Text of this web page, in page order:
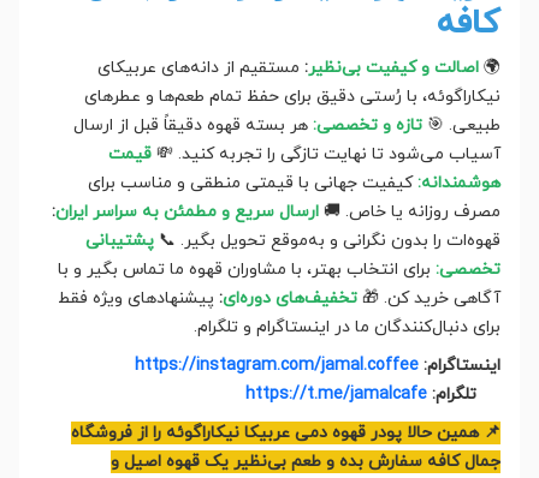
کافه
🌍 اصالت و کیفیت بی‌نظیر: مستقیم از دانه‌های عربیکای
نیکاراگوئه، با رُستی دقیق برای حفظ تمام طعم‌ها و عطرهای
طبیعی. 🎯 تازه و تخصصی: هر بسته قهوه دقیقاً قبل از ارسال
آسیاب می‌شود تا نهایت تازگی را تجربه کنید. 💸 قیمت
هوشمندانه:کیفیت جهانی با قیمتی منطقی و مناسب برای
مصرف روزانه یا خاص. 🚚 ارسال سریع و مطمئن به سراسر ایران:
قهوه‌ات را بدون نگرانی و به‌موقع تحویل بگیر. 📞 پشتیبانی
تخصصی: برای انتخاب بهتر، با مشاوران قهوه ما تماس بگیر و با
آگاهی خرید کن. 🎁 تخفیف‌های دوره‌ای: پیشنهادهای ویژه فقط
برای دنبال‌کنندگان ما در اینستاگرام و تلگرام.
اینستاگرام: https://instagram.com/jamal.coffee
تلگرام: https://t.me/jamalcafe
📌 همین حالا پودر قهوه دمی عربیکا نیکاراگوئه را از فروشگاه
جمال کافه سفارش بده و طعم بی‌نظیر یک قهوه اصیل و